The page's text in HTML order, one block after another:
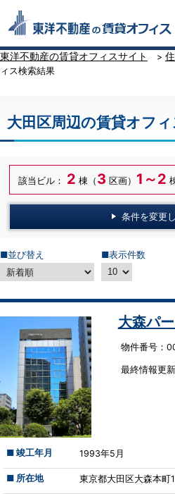
東洋不動産の賃貸オフィスサイト >
ィス検索結果
大田区周辺の賃貸オフィ
該当ビル： 2 棟（ 3 区画） 1～2
条件を変更
■並び替え ■表示件数
大森パ
物件番号：
最終情報更
■ 竣工年月 1993年5月
■ 所在地 東京都大田区大森本町